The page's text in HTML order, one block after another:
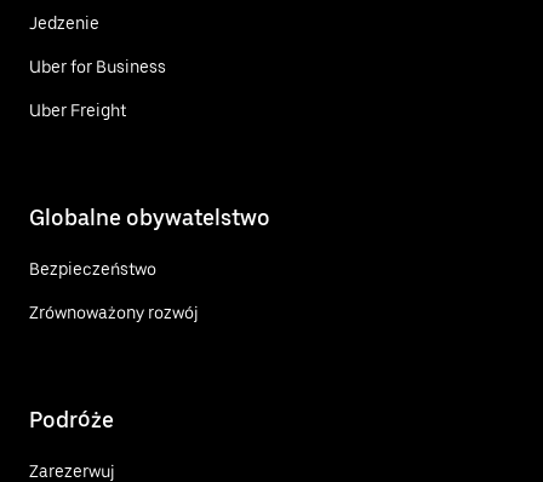
Jedzenie
Uber for Business
Uber Freight
Globalne obywatelstwo
Bezpieczeństwo
Zrównoważony rozwój
Podróże
Zarezerwuj